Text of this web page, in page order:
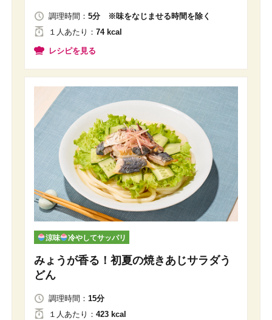
調理時間： 5分 ※味をなじませる時間を除く
１人 あたり ： 74 kcal
レシピを見る
涼味 冷やしてサッパリ
みょうが香る！初夏の焼きあじサラダう
どん
調理時間： 15分
１人あたり ： 423 kcal